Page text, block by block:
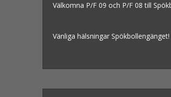
Välkomna P/F 09 och P/F 08 till
Vänliga hälsningar Spökbollengänget!